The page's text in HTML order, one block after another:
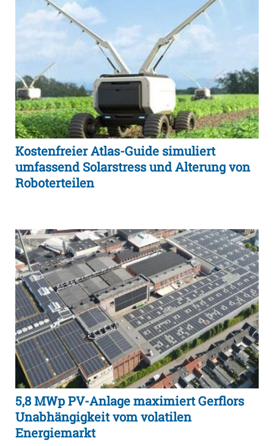
Kostenfreier Atlas-Guide simuliert
umfassend Solarstress und Alterung von
Roboterteilen
5,8 MWp PV-Anlage maximiert Gerflors
Unabhängigkeit vom volatilen
Energiemarkt